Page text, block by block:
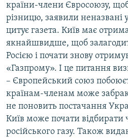
країни-члени Євросоюзу,
різницю, заявили неназвані
цитує газета. Київ має
якнайшвидше, щоб
Росією і почати знову
«Газпрому». І це питання
– Європейський союз
країнам-членам може
не поновить постачання
Київ може почати відбирати
російського газу. Також